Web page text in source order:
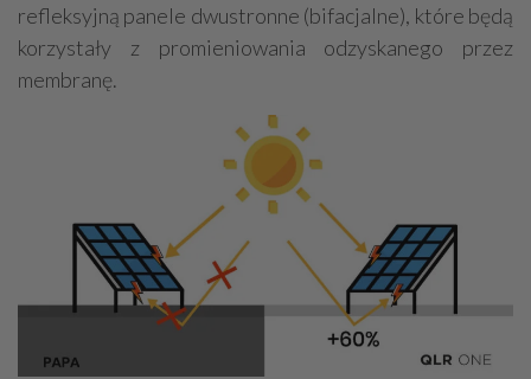
refleksyjną panele dwustronne (bifacjalne), które będą
korzystały z promieniowania odzyskanego przez
membranę.